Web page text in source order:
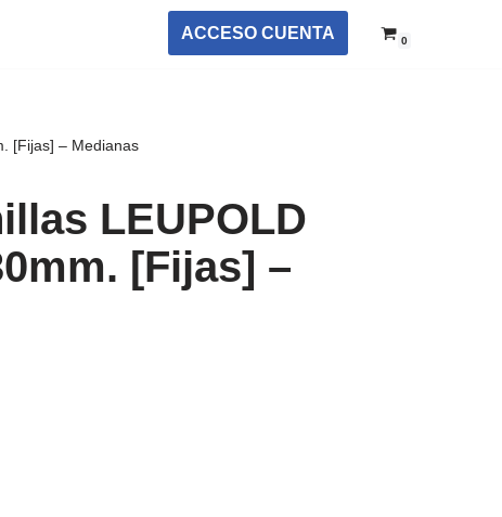
ACCESO CUENTA 0
[Fijas] – Medianas
LEUPOLD
[Fijas] –